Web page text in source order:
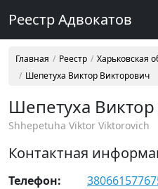
Реестр Адвокатов
Главная Реестр Харьковская
Шепетуха Виктор Викторович
Шепетуха
Shhepetuha Viktor Viktorovich
Контактная
Телефон: